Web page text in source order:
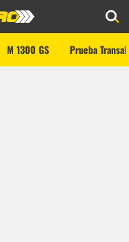
M 1300 GS Prueba